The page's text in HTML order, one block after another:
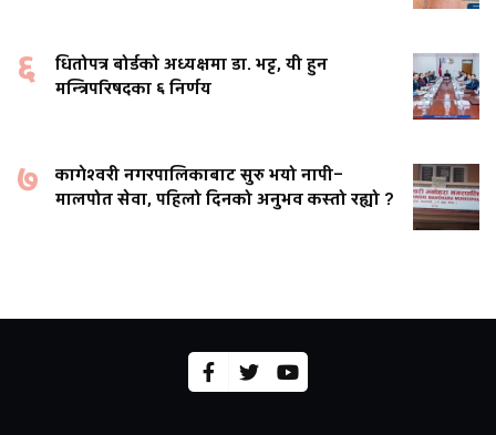
६
धितोपत्र बोर्डको अध्यक्षमा डा. भट्ट, यी हुन
मन्त्रिपरिषदका ६ निर्णय
७
कागेश्वरी नगरपालिकाबाट सुरु भयो नापी–
मालपोत सेवा, पहिलो दिनको अनुभव कस्तो रह्यो ?